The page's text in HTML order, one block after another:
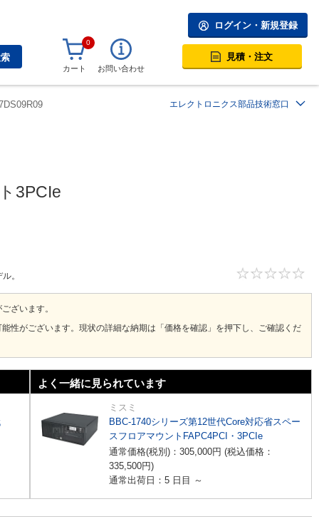
ログイン・新規登録
0
カート お問い合わせ
見積・注文
エレクトロニクス部品技術窓口
3PCIe
。
ざいます。
性がございます。現状の詳細な納期は「価格を確認」を押下し、ご確認くだ
よく一緒に見られています
ミスミ
BBC-1740シリーズ第12世代Core対応省スペー
スフロアマウントFAPC4PCI・3PCIe
通常価格(税別)： 305,000円 (税込価格：
335,500円)
通常出荷日：5 日目 ～